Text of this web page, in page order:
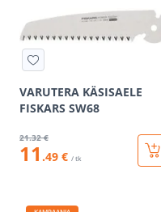
VARUTERA KÄSISAELE
FISKARS SW68
21.32 €
11 .49 € / tk